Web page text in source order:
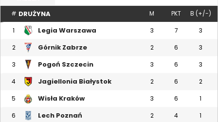
# DRUŻYNA M PKT B (+/-)
1 Legia Warszawa 3 7 3
2 Górnik Zabrze 2 6 3
3 Pogoń Szczecin 3 6 3
4 Jagiellonia Białystok 2 6 2
5 Wisła Kraków 3 6 1
6 Lech Poznań 2 4 1